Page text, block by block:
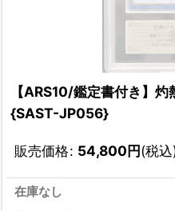
【ARS10/鑑定書付き】
{SAST-JP056}
販売価格: 54,800円(税込
在庫なし